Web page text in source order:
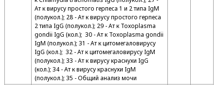
Ат к вирусу простого герпеса 1 и 2 типа IgМ
(полукол.); 28 - Ат к вирусу простого герпеса
2 типа IgG (полукол.); 29 - Ат к Toxoplasma
gondii IgG (кол.); 30 - Ат к Toxoplasma gondii
IgM (полукол.); 31 - Ат к цитомегаловирусу
IgG (кол.); 32 - Ат к цитомегаловирусу IgM
(полукол.); 33 - Ат к вирусу краснухи IgG
(кол.); 34 - Ат к вирусу краснухи IgM
(полукол.); 35 - Общий анализ мочи